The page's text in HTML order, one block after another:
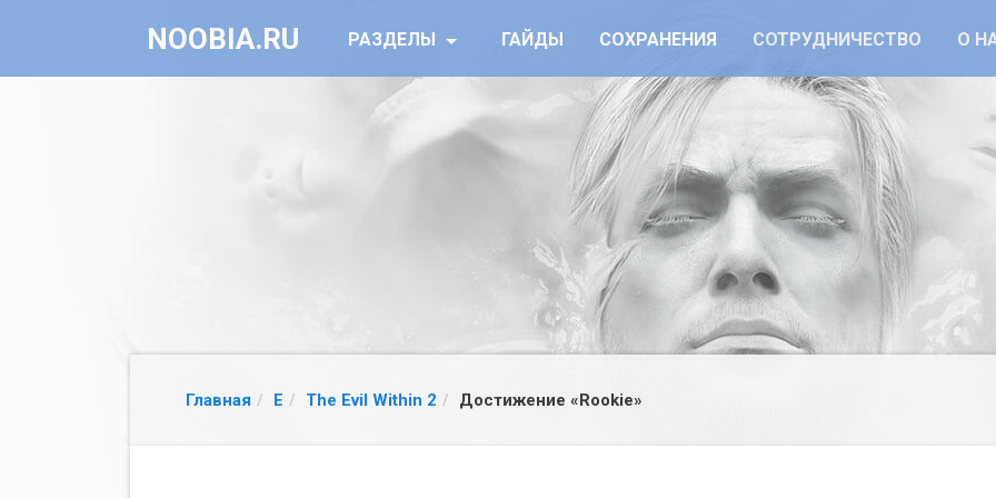
NOOBIA.RU РАЗДЕЛЫ ГАЙДЫ СОХРАНЕНИЯ СОТРУДНИЧЕСТВО О
Главная E The Evil Within 2 Достижение «Rookie»